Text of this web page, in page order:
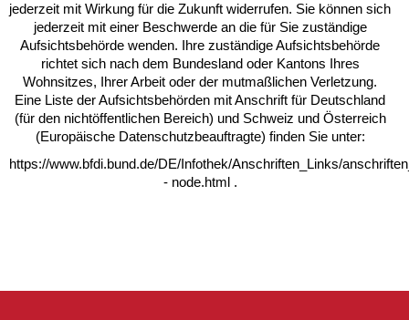
jederzeit mit Wirkung für die Zukunft widerrufen. Sie können sich
jederzeit mit einer Beschwerde an die für Sie zuständige
Aufsichtsbehörde wenden. Ihre zuständige Aufsichtsbehörde
richtet sich nach dem Bundesland oder Kantons Ihres
Wohnsitzes, Ihrer Arbeit oder der mutmaßlichen Verletzung.
Eine Liste der Aufsichtsbehörden mit Anschrift für Deutschland
(für den nichtöffentlichen Bereich) und Schweiz und Österreich
(Europäische Datenschutzbeauftragte) finden Sie unter:
https://www.bfdi.bund.de/DE/Infothek/Anschriften_Links/
- node.html .